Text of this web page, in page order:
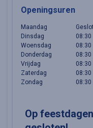
Openingsuren
Een ogenblik geduld.
Maandag
Dinsdag
08:30
Woensdag
08:30
Donderdag
08:30
Vrijdag
08:30
Zaterdag
08:30
Zondag
08:30
Op